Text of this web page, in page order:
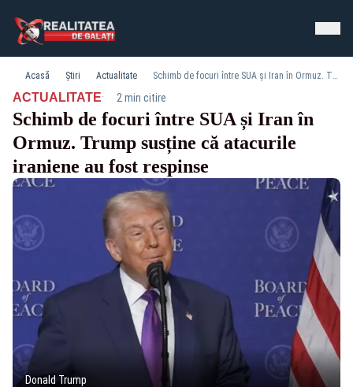
Acasă Știri Actualitate Schimb de focuri între SUA și Iran în Ormuz. Trump susține că atacurile iraniene au fost respinse
ACTUALITATE· 2 min citire
Schimb de focuri între SUA și Iran în
Ormuz. Trump susține că atacurile
iraniene au fost respinse
Donald Trump